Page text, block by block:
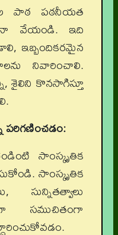
పాఠ పఠనీయత
వేయండి. ఇది
ఇబ్బందికరమైన
నివారించాలి.
శైలిని కొనసాగిస్తూ
పరిగణించడం:
సాంస్కృతిక
సాంస్కృతిక
సున్నితత్వాలు
సముచితంగా